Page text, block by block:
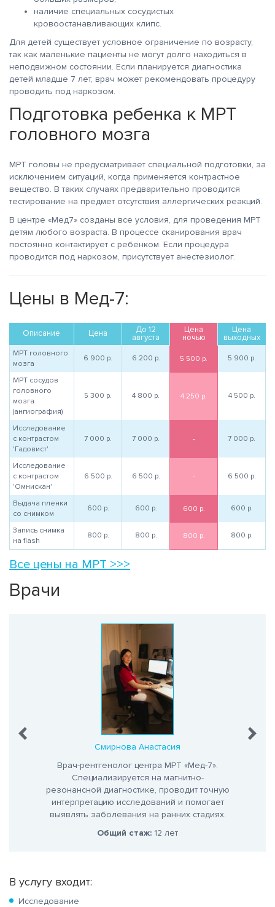
наличие специальных сосудистых
кровоостанавливающих клипс.
Для детей существует условное ограничение по возрасту,
так как маленькие пациенты не могут долго находиться в
неподвижном состоянии. Если планируется диагностика
детей младше 7 лет, врач может рекомендовать процедуру
проводить под наркозом.
Подготовка ребенка к МРТ
головного мозга
МРТ головы не предусматривает специальной подготовки, за
исключением ситуаций, когда применяется контрастное
вещество. В таких случаях предварительно проводится
тестирование на предмет отсутствия аллергических реакций.
В центре «Мед7» созданы все условия, для проведения МРТ
детям любого возраста. В процессе сканирования врач
постоянно контактирует с ребенком. Если процедура
проводится под наркозом, присутствует анестезиолог.
Цены в Мед-7:
Описание Цена
До 12
августа
Цена
ночью
Цена
выходных
МРТ головного
мозга
6 900 р. 6 200 р. 5 500 р. 5 900 р.
МРТ сосудов
головного
мозга
(ангиография)
5 300 р. 4 800 р. 4 250 р. 4 500 р.
Исследование
с контрастом
'Гадовист'
7 000 р. 7 000 р. - 7 000 р.
Исследование
с контрастом
'Омнискан'
6 500 р. 6 500 р. - 6 500 р.
Выдача пленки
со снимком
600 р. 600 р. 600 р. 600 р.
Запись снимка
на flash
800 р. 800 р. 800 р. 800 р.
Все цены на МРТ >>>
Врачи
Смирнова Анастасия
Врач-рентгенолог центра МРТ «Мед-7».
Специализируется на магнитно-
резонансной диагностике, проводит точную
интерпретацию исследований и помогает
выявлять заболевания на ранних стадиях.
Общий стаж: 12 лет
В услугу входит:
Исследование